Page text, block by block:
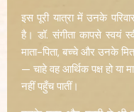
इस पूरी यात्रा में उनके
है। डॉ. संगीता कापसे स्वयं
माता-पिता, बच्चे और उनके
— चाहे वह आर्थिक पक्ष हो
नहीं पहुँच पातीं।